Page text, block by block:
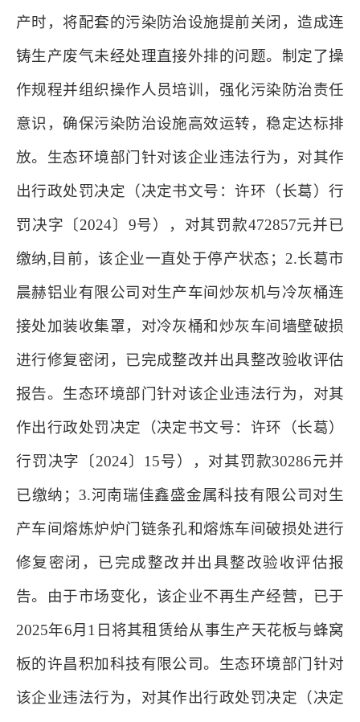
产时，将配套的污染防治设施提前关闭，造成连
铸生产废气未经处理直接外排的问题。制定了操
作规程并组织操作人员培训，强化污染防治责任
意识，确保污染防治设施高效运转，稳定达标排
放。生态环境部门针对该企业违法行为，对其作
出行政处罚决定（决定书文号：许环（长葛）行
罚决字〔2024〕9号），对其罚款472857元并已
缴纳,目前，该企业一直处于停产状态；2.长葛市
晨赫铝业有限公司对生产车间炒灰机与冷灰桶连
接处加装收集罩，对冷灰桶和炒灰车间墙壁破损
进行修复密闭，已完成整改并出具整改验收评估
报告。生态环境部门针对该企业违法行为，对其
作出行政处罚决定（决定书文号：许环（长葛）
行罚决字〔2024〕15号），对其罚款30286元并
已缴纳；3.河南瑞佳鑫盛金属科技有限公司对生
产车间熔炼炉炉门链条孔和熔炼车间破损处进行
修复密闭，已完成整改并出具整改验收评估报
告。由于市场变化，该企业不再生产经营，已于
2025年6月1日将其租赁给从事生产天花板与蜂窝
板的许昌积加科技有限公司。生态环境部门针对
该企业违法行为，对其作出行政处罚决定（决定